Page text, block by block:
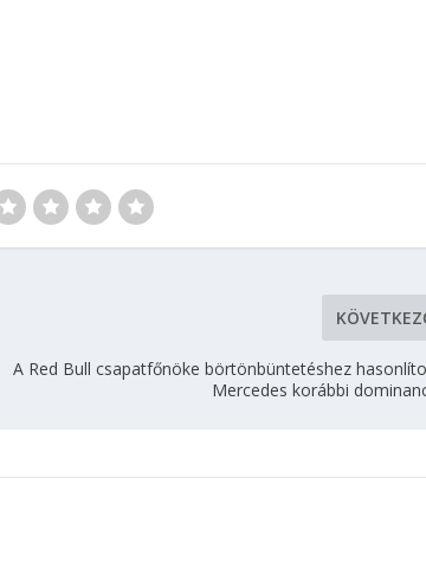
A Red Bull csapatfőnöke börtönbüntetéshez
Mercedes korábbi